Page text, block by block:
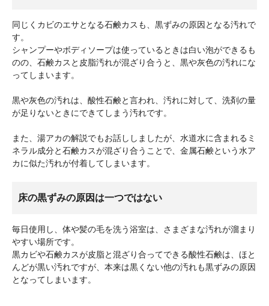
同じくカビのエサとなる石鹸カスも、黒ずみの原因となる汚れで
す。
シャンプーやボディソープは使っているときは白い泡ができるも
のの、石鹸カスと皮脂汚れが混ざり合うと、黒や灰色の汚れにな
ってしまいます。
黒や灰色の汚れは、酸性石鹸と言われ、汚れに対して、洗剤の量
が足りないときにできてしまう汚れです。
また、湯アカの解説でもお話ししましたが、水道水に含まれるミ
ネラル成分と石鹸カスが混ざり合うことで、金属石鹸という水ア
カに似た汚れが付着してしまいます。
床の黒ずみの原因は一つではない
毎日使用し、体や髪の毛を洗う浴室は、さまざまな汚れが溜まり
やすい場所です。
黒カビや石鹸カスが皮脂と混ざり合ってできる酸性石鹸は、ほと
んどが黒い汚れですが、本来は黒くない他の汚れも黒ずみの原因
となってしまいます。